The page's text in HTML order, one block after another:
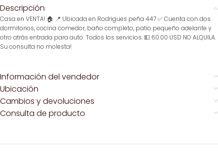
Descripción
Casa en VENTA! 🏠 📍 Ubicada en Rodrigues peña 447 ✅ Cuenta con dos
dormitorios, cocina comedor, baño completo, patio pequeño adelante y
otro atrás entrada para auto. Todos los servicios. 💵 60.00 USD NO ALQUILA.
Su consulta no molesta!
Información del vendedor
Ubicación
Cambios y devoluciones
Consulta de producto